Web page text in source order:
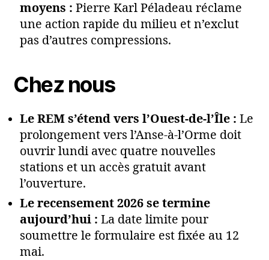
moyens : Pierre Karl Péladeau réclame
une action rapide du milieu et n’exclut
pas d’autres compressions.
Chez nous
Le REM s’étend vers l’Ouest-de-l’Île : Le
prolongement vers l’Anse-à-l’Orme doit
ouvrir lundi avec quatre nouvelles
stations et un accès gratuit avant
l’ouverture.
Le recensement 2026 se termine
aujourd’hui : La date limite pour
soumettre le formulaire est fixée au 12
mai.